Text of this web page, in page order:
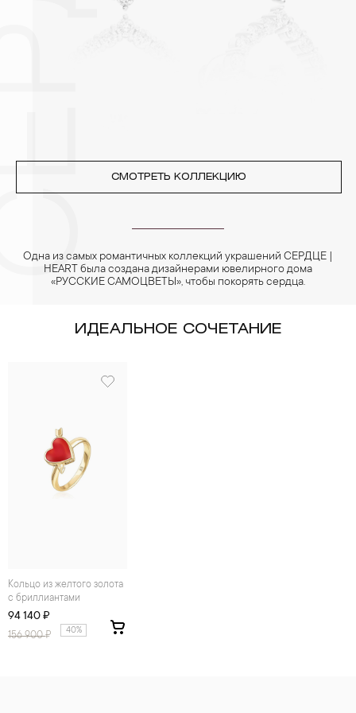
позолоченные изделия. Также высокую влажность плохо
переносят жемчуг, бирюза, малахит и янтарь.
СМОТРЕТЬ КОЛЛЕКЦИЮ
Одна из самых романтичных коллекций украшений СЕРДЦЕ |
HEART была создана дизайнерами ювелирного дома
«РУССКИЕ САМОЦВЕТЫ», чтобы покорять сердца.
ИДЕАЛЬНОЕ СОЧЕТАНИЕ
Кольцо из желтого золота
с бриллиантами
94 140 ₽
156 900₽ 40%